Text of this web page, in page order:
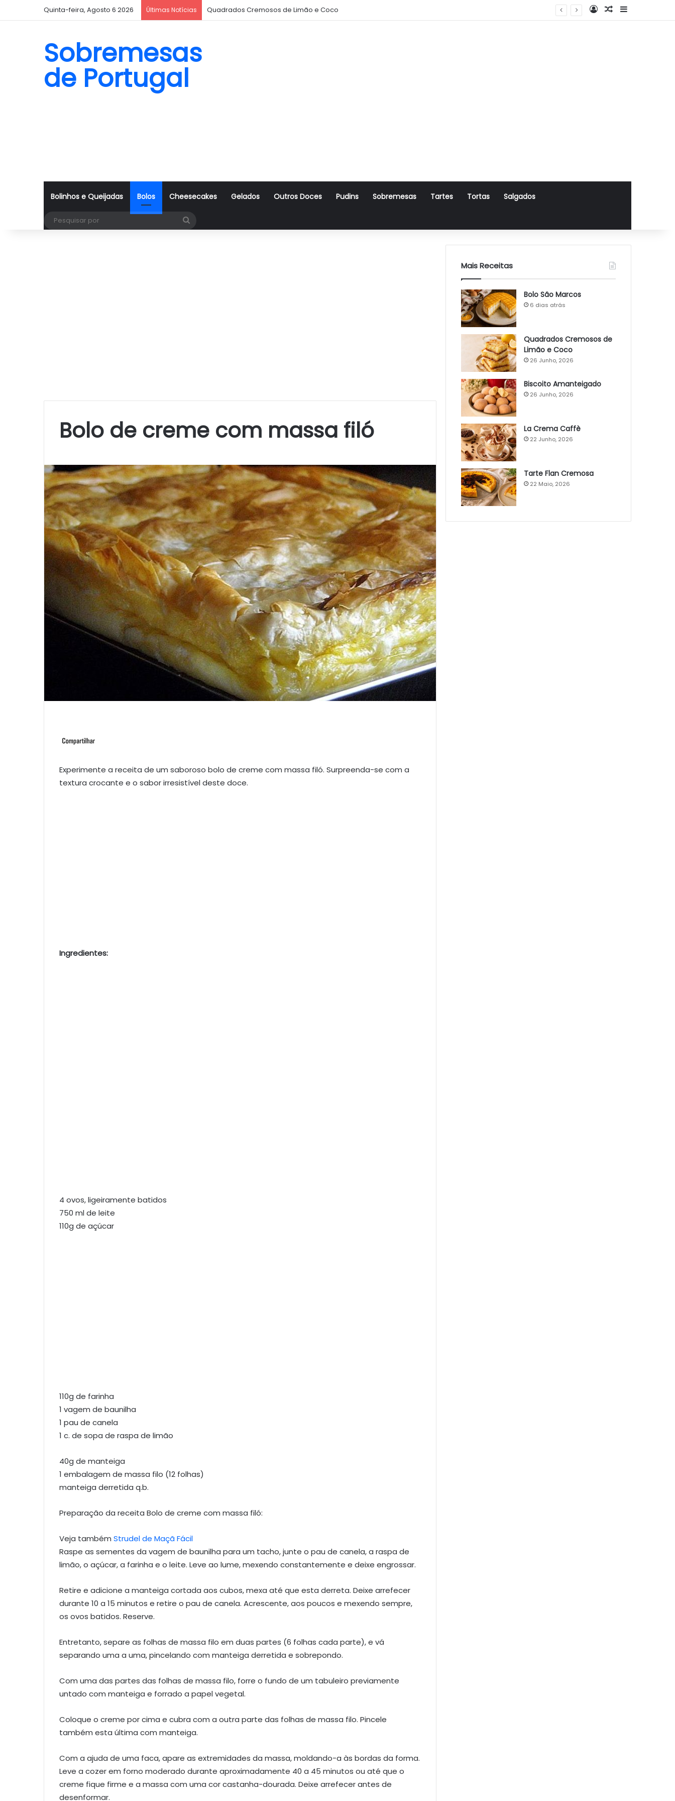
Quinta-feira, Agosto 6 2026 Últimas Notícias Quadrados Cremosos de Limão e Coco Log InArtigo Aleatório
Sidebar
Sobremesas
de Portugal
Bolinhos e Queijadas Bolos Cheesecakes Gelados Outros Doces Pudins Sobremesas Tartes Tortas Salgados
Bolo de creme com massa filó
Experimente a receita de um saboroso bolo de creme com massa filó. Surpreenda-se com a
textura crocante e o sabor irresistível deste doce.
Ingredientes:
4 ovos, ligeiramente batidos
750 ml de leite
110g de açúcar
110g de farinha
1 vagem de baunilha
1 pau de canela
1 c. de sopa de raspa de limão
40g de manteiga
1 embalagem de massa filo (12 folhas)
manteiga derretida q.b.
Preparação da receita Bolo de creme com massa filó:
Veja também Strudel de Maçã Fácil
Raspe as sementes da vagem de baunilha para um tacho, junte o pau de canela, a raspa de
limão, o açúcar, a farinha e o leite. Leve ao lume, mexendo constantemente e deixe engrossar.
Retire e adicione a manteiga cortada aos cubos, mexa até que esta derreta. Deixe arrefecer
durante 10 a 15 minutos e retire o pau de canela. Acrescente, aos poucos e mexendo sempre,
os ovos batidos. Reserve.
Entretanto, separe as folhas de massa filo em duas partes (6 folhas cada parte), e vá
separando uma a uma, pincelando com manteiga derretida e sobrepondo.
Com uma das partes das folhas de massa filo, forre o fundo de um tabuleiro previamente
untado com manteiga e forrado a papel vegetal.
Coloque o creme por cima e cubra com a outra parte das folhas de massa filo. Pincele
também esta última com manteiga.
Com a ajuda de uma faca, apare as extremidades da massa, moldando-a às bordas da forma.
Leve a cozer em forno moderado durante aproximadamente 40 a 45 minutos ou até que o
creme fique firme e a massa com uma cor castanha-dourada. Deixe arrefecer antes de
desenformar.
Mais Receitas
Bolo São Marcos
6 dias atrás
Quadrados Cremosos de
Limão e Coco
26 Junho, 2026
Biscoito Amanteigado
26 Junho, 2026
La Crema Caffè
22 Junho, 2026
Tarte Flan Cremosa
22 Maio, 2026